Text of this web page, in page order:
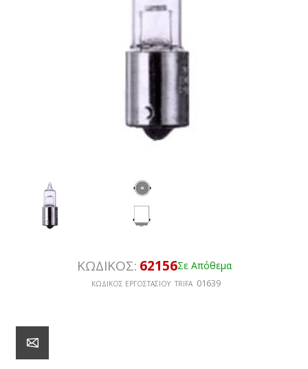
ΚΩΔΙΚΟΣ: 62156Σε Απόθεμα
ΚΩΔΙΚΟΣ ΕΡΓΟΣΤΑΣΙΟΥ TRIFA 01639